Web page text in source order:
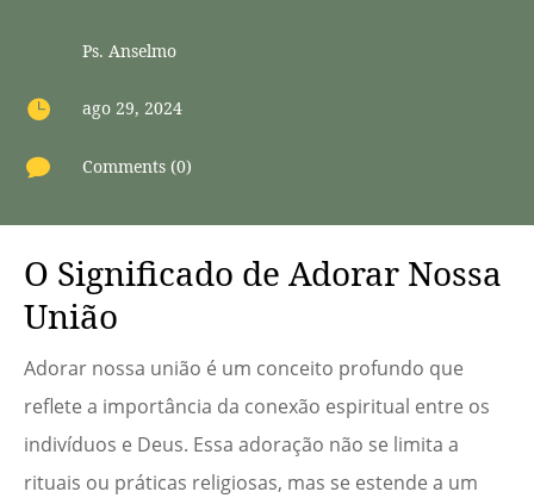
Ps. Anselmo
 ago 29, 2024
 Comments (0)
O Significado de Adorar Nossa
União
Adorar nossa união é um conceito profundo que
reflete a importância da conexão espiritual entre os
indivíduos e Deus. Essa adoração não se limita a
rituais ou práticas religiosas, mas se estende a um